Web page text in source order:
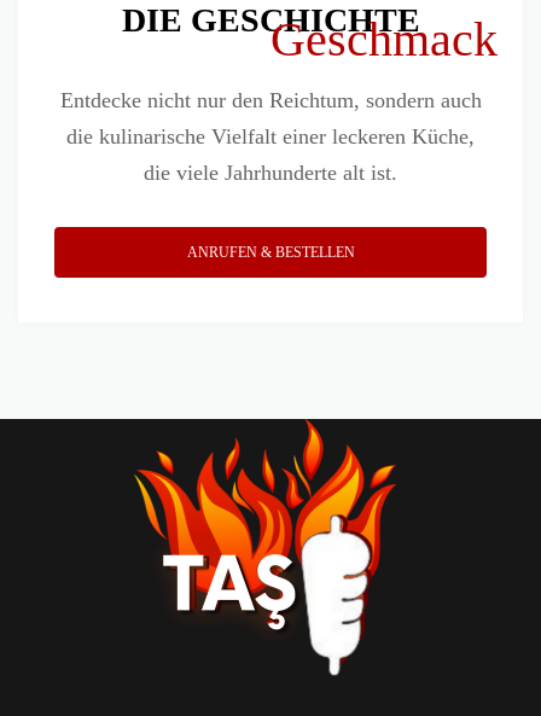
DIE GESCHICHTE
Geschmack
Entdecke nicht nur den Reichtum, sondern auch
die kulinarische Vielfalt einer leckeren Küche,
die viele Jahrhunderte alt ist.
ANRUFEN & BESTELLEN